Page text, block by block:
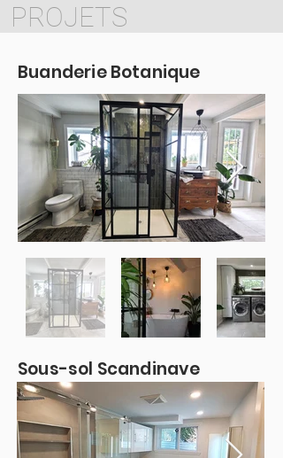
PROJETS
Buanderie Botanique
Sous-sol Scandinave